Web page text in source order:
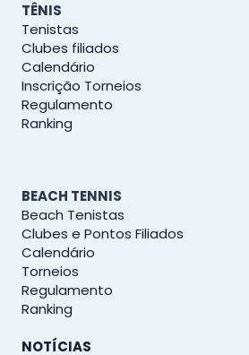
TÊNIS
Tenistas
Clubes filiados
Calendário
Inscrição Torneios
Regulamento
Ranking
BEACH TENNIS
Beach Tenistas
Clubes e Pontos Filiados
Calendário
Torneios
Regulamento
Ranking
NOTÍCIAS